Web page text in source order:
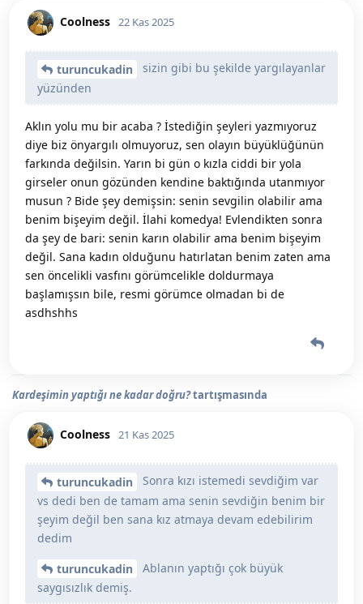
Coolness 22 Kas 2025
turuncukadin
sizin gibi bu şekilde yargılayanlar
yüzünden
Aklın yolu mu bir acaba ? İstediğin şeyleri yazmıyoruz
diye biz önyargılı olmuyoruz, sen olayın büyüklüğünün
farkında değilsin. Yarın bi gün o kızla ciddi bir yola
girseler onun gözünden kendine baktığında utanmıyor
musun ? Bide şey demişsin: senin sevgilin olabilir ama
benim bişeyim değil. İlahi komedya! Evlendikten sonra
da şey de bari: senin karın olabilir ama benim bişeyim
değil. Sana kadın olduğunu hatırlatan benim zaten ama
sen öncelikli vasfını görümcelikle doldurmaya
başlamışsın bile, resmi görümce olmadan bi de
asdhshhs
Kardeşimin yaptığı ne kadar doğru?tartışmasında
Coolness 21 Kas 2025
turuncukadin
Sonra kızı istemedi sevdiğim var
vs dedi ben de tamam ama senin sevdiğin benim bir
şeyim değil ben sana kız atmaya devam edebilirim
dedim
turuncukadin
Ablanın yaptığı çok büyük
saygısızlık demiş.